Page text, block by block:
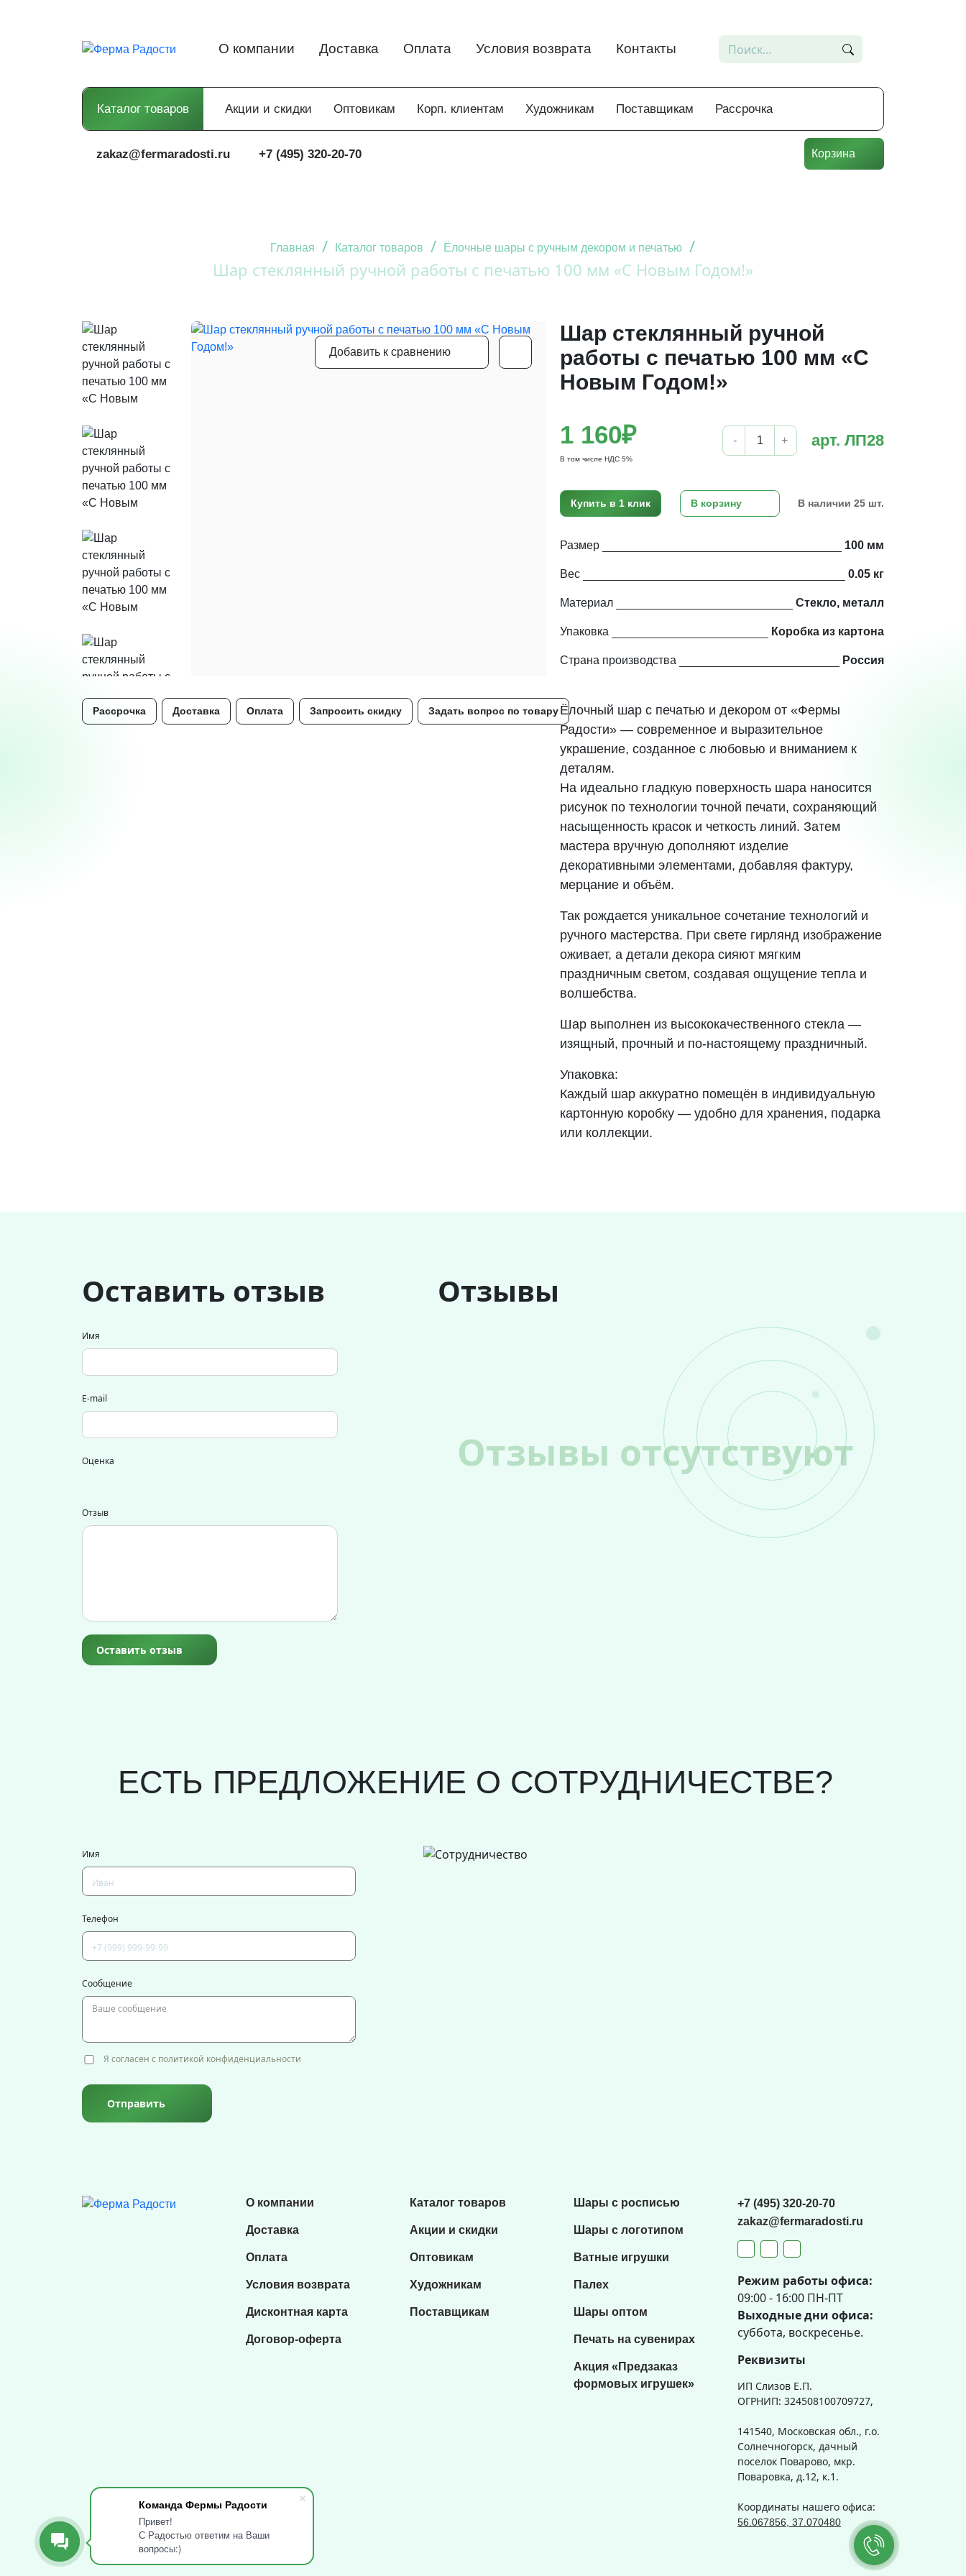
Команда Фермы Радости
Привет!
С Радостью ответим на Ваши
вопросы:)
О компании Доставка Оплата Условия возврата Контакты
Каталог товаров Акции и скидки Оптовикам Корп. клиентам Художникам Поставщикам Рассрочка
zakaz@fermaradosti.ru +7 (495) 320-20-70 Корзина
Главная / Каталог товаров / Ёлочные шары с ручным декором и печатью
/
Шар стеклянный ручной работы с печатью 100 мм «С Новым Годом!»
Добавить к сравнению
Рассрочка Доставка Оплата Запросить скидку Задать вопрос по товару
Шар стеклянный ручной
работы с печатью 100 мм «С
Новым Годом!»
1 160₽
В том числе НДС 5%
- + арт. ЛП28
Купить в 1 клик В корзину В наличии 25 шт.
Размер 100 мм
Вес 0.05 кг
Материал Стекло, металл
Упаковка Коробка из картона
Страна производства Россия
Ёлочный шар с печатью и декором от «Фермы
Радости» — современное и выразительное
украшение, созданное с любовью и вниманием к
деталям.
На идеально гладкую поверхность шара наносится
рисунок по технологии точной печати, сохраняющий
насыщенность красок и четкость линий. Затем
мастера вручную дополняют изделие
декоративными элементами, добавляя фактуру,
мерцание и объём.
Так рождается уникальное сочетание технологий и
ручного мастерства. При свете гирлянд изображение
оживает, а детали декора сияют мягким
праздничным светом, создавая ощущение тепла и
волшебства.
Шар выполнен из высококачественного стекла —
изящный, прочный и по-настоящему праздничный.
Упаковка:
Каждый шар аккуратно помещён в индивидуальную
картонную коробку — удобно для хранения, подарка
или коллекции.
Оставить отзыв
Имя
E-mail
Оценка
Отзыв
Оставить отзыв
Отзывы
Отзывы отсутствуют
ЕСТЬ ПРЕДЛОЖЕНИЕ О СОТРУДНИЧЕСТВЕ?
Имя
Телефон
Сообщение
Я согласен с политикой конфиденциальности
Отправить
О компании
Доставка
Оплата
Условия возврата
Дисконтная карта
Договор-оферта
Каталог товаров
Акции и скидки
Оптовикам
Художникам
Поставщикам
Шары с росписью
Шары с логотипом
Ватные игрушки
Палех
Шары оптом
Печать на сувенирах
Акция «Предзаказ
формовых игрушек»
+7 (495) 320-20-70
zakaz@fermaradosti.ru
Режим работы офиса:
09:00 - 16:00 ПН-ПТ
Выходные дни офиса:
суббота, воскресенье.
Реквизиты
ИП Слизов Е.П.
ОГРНИП: 324508100709727,
141540, Московская обл., г.о.
Солнечногорск, дачный
поселок Поварово, мкр.
Поваровка, д.12, к.1.
Координаты нашего офиса:
56.067856, 37.070480